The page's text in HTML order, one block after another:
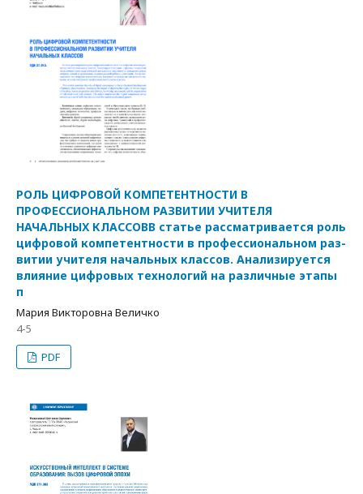
РОЛЬ ЦИФРОВОЙ КОМПЕТЕНТНОСТИ В
ПРОФЕССИОНАЛЬНОМ РАЗВИТИИ УЧИТЕЛЯ
НАЧАЛЬНЫХ КЛАССОВВ статье рассматривается роль
цифровой компетентности в профессиональном раз-
витии учителя начальных классов. Анализируется
влияние цифровых технологий на различные этапы
п
Мария Викторовна Величко
4-5
PDF